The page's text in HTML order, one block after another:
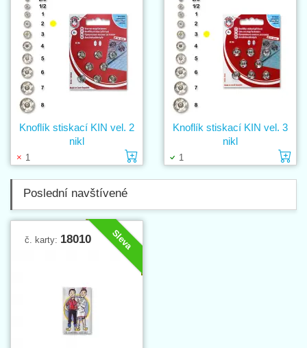
1 Vložit do košíku
Knoflík stiskací KIN vel. 2
nikl
1
Knoflík stiskací KIN vel. 3
nikl
Poslední navštívené
Sleva
č. karty: 18010